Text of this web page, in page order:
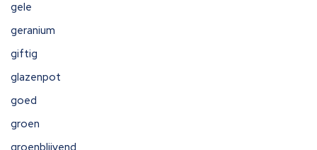
gele
geranium
giftig
glazenpot
goed
groen
groenblijvend